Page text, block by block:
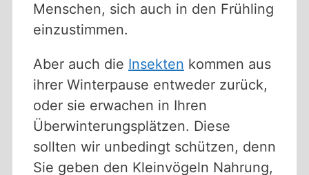
Menschen, sich auch in den Frühling
einzustimmen.
Aber auch die Insekten kommen aus
ihrer Winterpause entweder zurück,
oder sie erwachen in Ihren
Überwinterungsplätzen. Diese
sollten wir unbedingt schützen, denn
Sie geben den Kleinvögeln Nahrung,